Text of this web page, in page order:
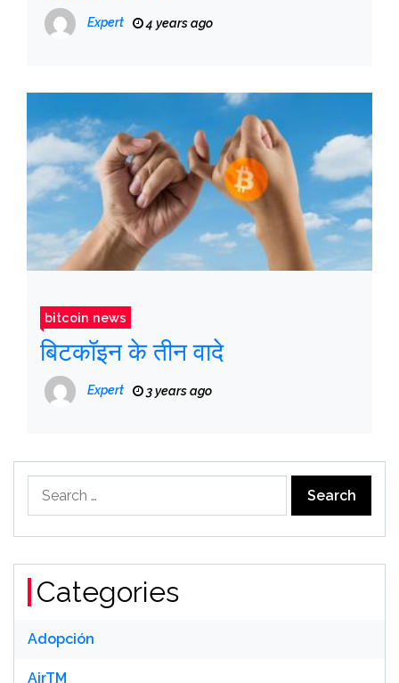
Expert 4 years ago
bitcoin news
बिटकॉइन के तीन वादे
Expert 3 years ago
for:
Categories
Adopción
AirTM